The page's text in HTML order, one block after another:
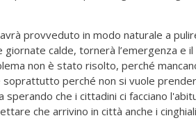
provveduto in modo naturale a
calde, tornerà l’emergenza e
non è stato risolto, perché
soprattutto perché non si vuole
che i cittadini ci facciano
che arrivino in città anche i